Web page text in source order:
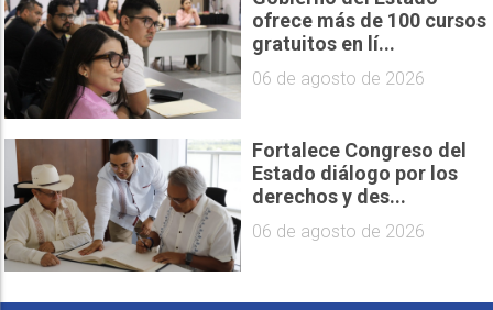
ofrece más de 100 cursos
gratuitos en lí...
06 de agosto de 2026
Fortalece Congreso del
Estado diálogo por los
derechos y des...
06 de agosto de 2026